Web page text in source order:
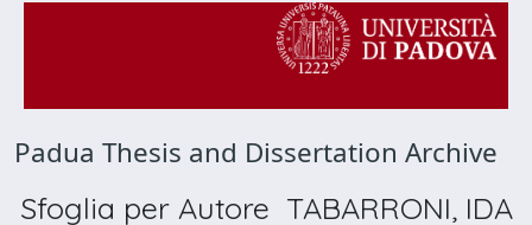
Padua Thesis and Dissertation Archive
Sfoglia per Autore TABARRONI, IDA